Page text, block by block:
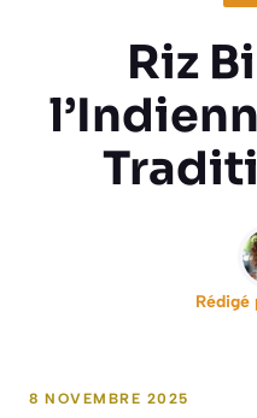
Riz
Rédigé
8 NOVEMBRE 2025